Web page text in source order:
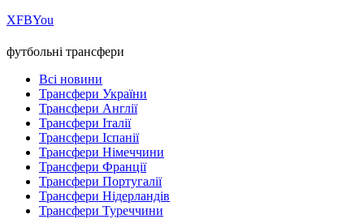
ХFBYou
футбольні трансфери
Всі новини
Трансфери України
Трансфери Англії
Трансфери Італії
Трансфери Іспанії
Трансфери Німеччини
Трансфери Франції
Трансфери Португалії
Трансфери Нідерландів
Трансфери Туреччини